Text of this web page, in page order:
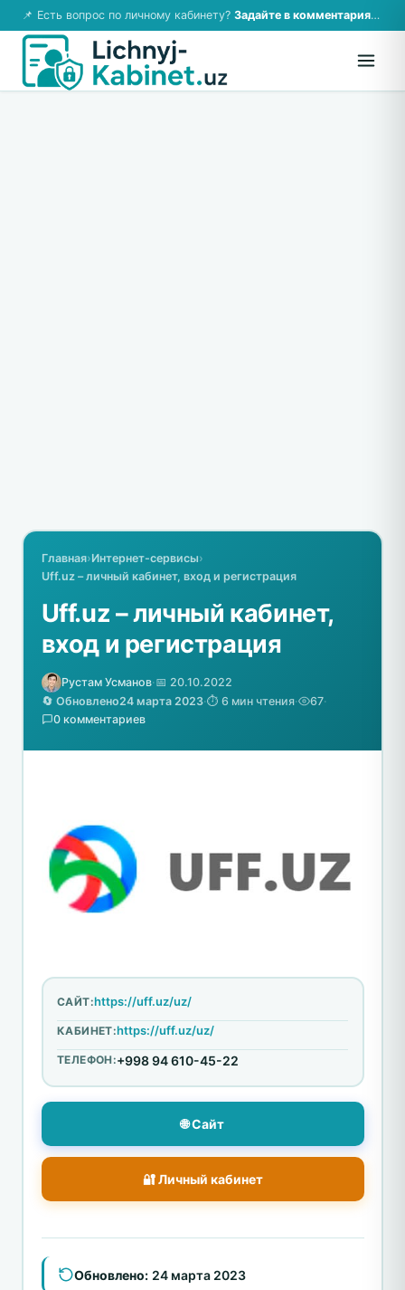
📌 Есть вопрос по личному кабинету? Задайте в комментариях — ответим!
Главная›Интернет-сервисы›
Uff.uz – личный кабинет, вход и регистрация
Uff.uz – личный кабинет,
вход и регистрация
Рустам Усманов·📅 20.10.2022
🔄 Обновлено24 марта 2023·⏱️ 6 мин чтения· 67·
0 комментариев
САЙТ:https://uff.uz/uz/
КАБИНЕТ:https://uff.uz/uz/
ТЕЛЕФОН:+998 94 610-45-22
🌐 Сайт
🔐 Личный кабинет
Обновлено: 24 марта 2023